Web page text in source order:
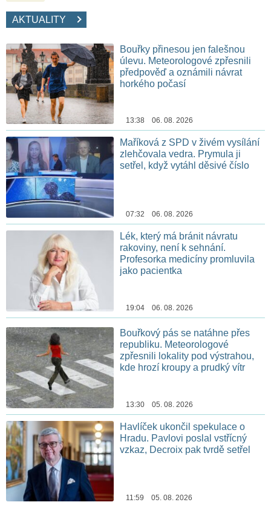
AKTUALITY
Bouřky přinesou jen falešnou
úlevu. Meteorologové zpřesnili
předpověď a oznámili návrat
horkého počasí
13:38 06. 08. 2026
Maříková z SPD v živém vysílání
zlehčovala vedra. Prymula ji
setřel, když vytáhl děsivé číslo
07:32 06. 08. 2026
Lék, který má bránit návratu
rakoviny, není k sehnání.
Profesorka medicíny promluvila
jako pacientka
19:04 06. 08. 2026
Bouřkový pás se natáhne přes
republiku. Meteorologové
zpřesnili lokality pod výstrahou,
kde hrozí kroupy a prudký vítr
13:30 05. 08. 2026
Havlíček ukončil spekulace o
Hradu. Pavlovi poslal vstřícný
vzkaz, Decroix pak tvrdě setřel
11:59 05. 08. 2026